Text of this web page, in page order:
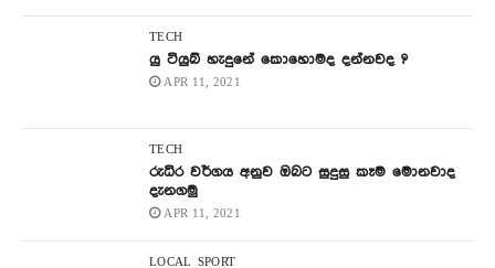
TECH
යු ටියුබ් හැදුනේ කොහොමද දන්නවද ?
APR 11, 2021
TECH
රුධිර වර්ගය අනුව ඔබට සුදුසු කෑම මොනවාද
දැනගමු
APR 11, 2021
LOCAL SPORT